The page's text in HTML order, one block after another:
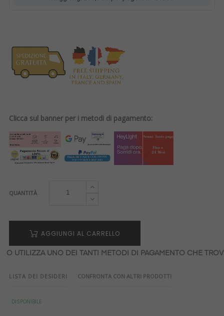
Clicca sul banner per i metodi di pagamento:
QUANTITÀ
AGGIUNGI AL CARRELLO
O UTILIZZA UNO DEI TANTI METODI DI PAGAMENTO CHE
LISTA DEI DESIDERI CONFRONTA CON ALTRI PRODOTTI
DISPONIBILE